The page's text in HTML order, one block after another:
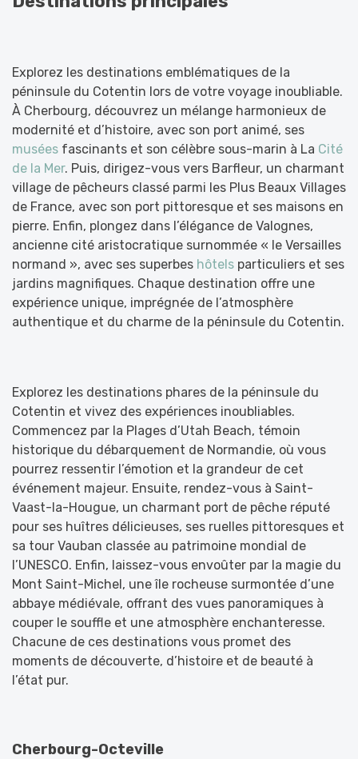
Explorez les destinations emblématiques de la
péninsule du Cotentin lors de votre voyage inoubliable.
À Cherbourg, découvrez un mélange harmonieux de
modernité et d’histoire, avec son port animé, ses
musées fascinants et son célèbre sous-marin à La Cité
de la Mer. Puis, dirigez-vous vers Barfleur, un charmant
village de pêcheurs classé parmi les Plus Beaux Villages
de France, avec son port pittoresque et ses maisons en
pierre. Enfin, plongez dans l’élégance de Valognes,
ancienne cité aristocratique surnommée « le Versailles
normand », avec ses superbes hôtels particuliers et ses
jardins magnifiques. Chaque destination offre une
expérience unique, imprégnée de l’atmosphère
authentique et du charme de la péninsule du Cotentin.
Explorez les destinations phares de la péninsule du
Cotentin et vivez des expériences inoubliables.
Commencez par la Plages d’Utah Beach, témoin
historique du débarquement de Normandie, où vous
pourrez ressentir l’émotion et la grandeur de cet
événement majeur. Ensuite, rendez-vous à Saint-
Vaast-la-Hougue, un charmant port de pêche réputé
pour ses huîtres délicieuses, ses ruelles pittoresques et
sa tour Vauban classée au patrimoine mondial de
l’UNESCO. Enfin, laissez-vous envoûter par la magie du
Mont Saint-Michel, une île rocheuse surmontée d’une
abbaye médiévale, offrant des vues panoramiques à
couper le souffle et une atmosphère enchanteresse.
Chacune de ces destinations vous promet des
moments de découverte, d’histoire et de beauté à
l’état pur.
Cherbourg-Octeville